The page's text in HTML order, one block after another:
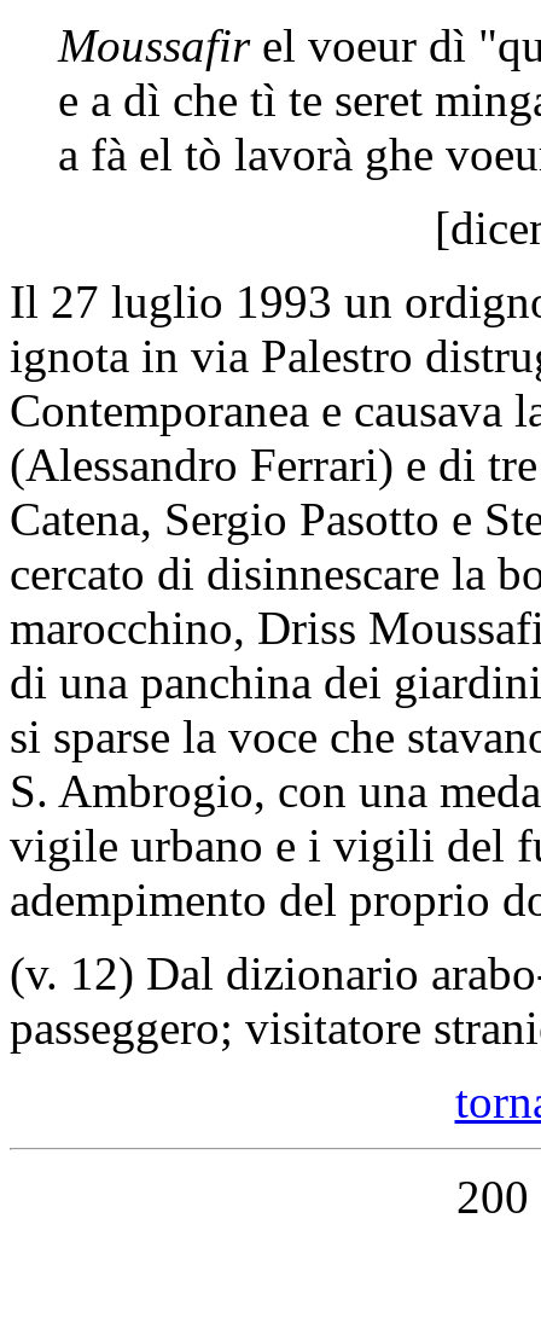
Moussafirel voeur dì
e a dì che tì te seret
a fà el tò lavorà ghe
Il 27 luglio 1993 un
ignota in via Palestro
Contemporanea e
(Alessandro Ferrari) e di
Catena, Sergio Pasotto e
cercato di disinnescare la
marocchino, Driss
di una panchina dei
si sparse la voce che
S. Ambrogio, con una
vigile urbano e i vigili del
adempimento del proprio
(v. 12) Dal dizionario
passeggero; visitatore